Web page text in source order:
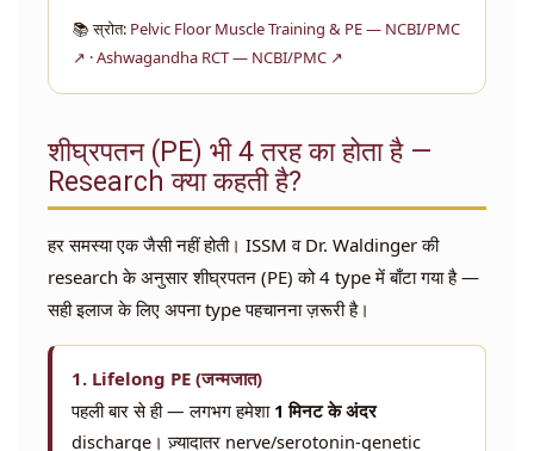
📚 स्रोत: Pelvic Floor Muscle Training & PE — NCBI/PMC
↗ ·Ashwagandha RCT — NCBI/PMC ↗
शीघ्रपतन (PE) भी 4 तरह का होता है —
Research क्या कहती है?
हर समस्या एक जैसी नहीं होती। ISSM व Dr. Waldinger की
research के अनुसार शीघ्रपतन (PE) को 4 type में बाँटा गया है —
सही इलाज के लिए अपना type पहचानना ज़रूरी है।
1. Lifelong PE (जन्मजात)
पहली बार से ही — लगभग हमेशा 1 मिनट के अंदर
discharge। ज़्यादातर nerve/serotonin-genetic